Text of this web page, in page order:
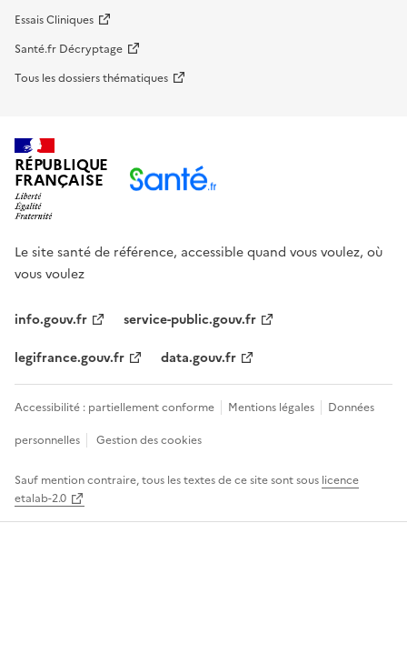
Essais Cliniques
Santé.fr Décryptage
Tous les dossiers thématiques
RÉPUBLIQUE
FRANÇAISE
Le site santé de référence, accessible quand vous voulez, où
vous voulez
info.gouv.fr
service-public.gouv.fr
legifrance.gouv.fr
data.gouv.fr
Accessibilité : partiellement conforme Mentions légales
Données
personnelles
Gestion des cookies
Sauf mention contraire, tous les textes de ce site sont sous licence
etalab-2.0